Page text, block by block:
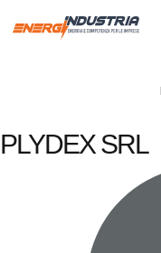
PLYDEX SRL